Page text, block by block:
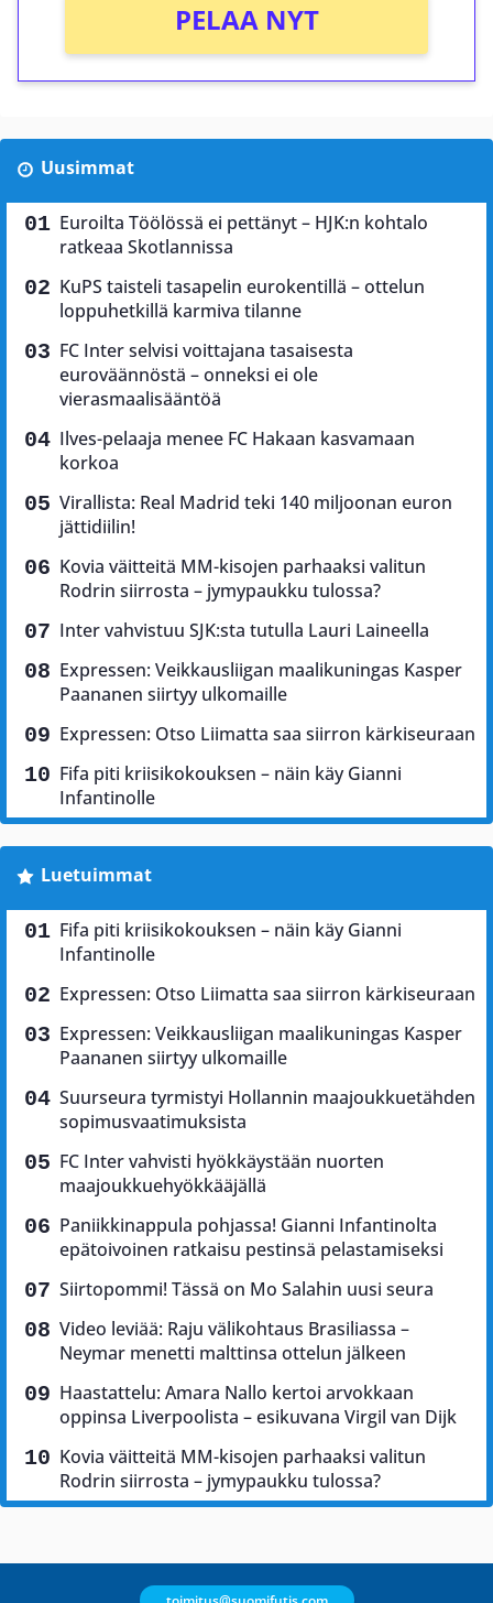
PELAA NYT
Uusimmat
Euroilta Töölössä ei pettänyt – HJK:n kohtalo
ratkeaa Skotlannissa
KuPS taisteli tasapelin eurokentillä – ottelun
loppuhetkillä karmiva tilanne
FC Inter selvisi voittajana tasaisesta
euroväännöstä – onneksi ei ole
vierasmaalisääntöä
Ilves-pelaaja menee FC Hakaan kasvamaan
korkoa
Virallista: Real Madrid teki 140 miljoonan euron
jättidiilin!
Kovia väitteitä MM-kisojen parhaaksi valitun
Rodrin siirrosta – jymypaukku tulossa?
Inter vahvistuu SJK:sta tutulla Lauri Laineella
Expressen: Veikkausliigan maalikuningas Kasper
Paananen siirtyy ulkomaille
Expressen: Otso Liimatta saa siirron kärkiseuraan
Fifa piti kriisikokouksen – näin käy Gianni
Infantinolle
Luetuimmat
Fifa piti kriisikokouksen – näin käy Gianni
Infantinolle
Expressen: Otso Liimatta saa siirron kärkiseuraan
Expressen: Veikkausliigan maalikuningas Kasper
Paananen siirtyy ulkomaille
Suurseura tyrmistyi Hollannin maajoukkuetähden
sopimusvaatimuksista
FC Inter vahvisti hyökkäystään nuorten
maajoukkuehyökkääjällä
Paniikkinappula pohjassa! Gianni Infantinolta
epätoivoinen ratkaisu pestinsä pelastamiseksi
Siirtopommi! Tässä on Mo Salahin uusi seura
Video leviää: Raju välikohtaus Brasiliassa –
Neymar menetti malttinsa ottelun jälkeen
Haastattelu: Amara Nallo kertoi arvokkaan
oppinsa Liverpoolista – esikuvana Virgil van Dijk
Kovia väitteitä MM-kisojen parhaaksi valitun
Rodrin siirrosta – jymypaukku tulossa?